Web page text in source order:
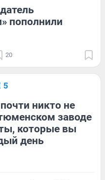
пополнили
20
5
никто не
заводе
которые вы
день